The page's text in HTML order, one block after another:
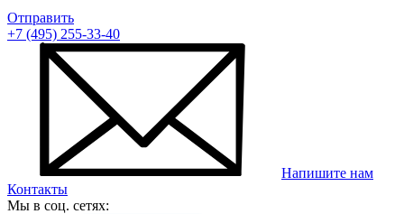
Отправить
+7 (495) 255-33-40
Напишите нам
Контакты
Мы в соц. сетях: